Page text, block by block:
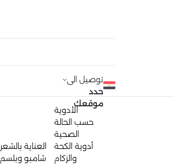
توصيل الى
حدد
موقعك
الأدوية
حسب الحالة
الصحية
أدوية الكحة
والزكام
العناية بالشعر
شامبو وبلسم